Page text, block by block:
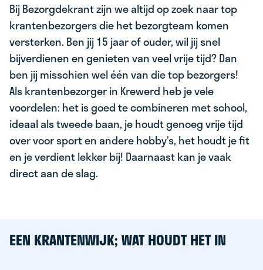
Bij Bezorgdekrant zijn we altijd op zoek naar top
krantenbezorgers die het bezorgteam komen
versterken. Ben jij 15 jaar of ouder, wil jij snel
bijverdienen en genieten van veel vrije tijd? Dan
ben jij misschien wel één van die top bezorgers!
Als krantenbezorger in Krewerd heb je vele
voordelen: het is goed te combineren met school,
ideaal als tweede baan, je houdt genoeg vrije tijd
over voor sport en andere hobby’s, het houdt je fit
en je verdient lekker bij! Daarnaast kan je vaak
direct aan de slag.
EEN KRANTENWIJK; WAT HOUDT HET IN